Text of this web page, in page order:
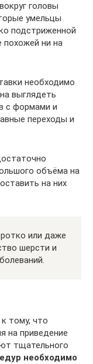
головы
умельцы
подстриженной
похожей ни на
необходимо
выглядеть
с формами и
переходы и
объёма на
на них
или даже
шерсти и
тому, что
на приведение
тщательного
необходимо